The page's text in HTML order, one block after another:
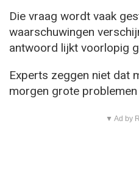
Die vraag wordt vaak
waarschuwingen
antwoord lijkt voorlopig
Experts zeggen niet dat
morgen grote
▼ Ad by